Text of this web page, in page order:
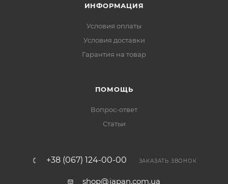
ИНФОРМАЦИЯ
Условия оплаты
Условия доставки
Гарантия на товар
ПОМОЩЬ
Вопрос-ответ
Статьи
+38 (067) 124-00-00 ЗАКАЗАТЬ ЗВОНОК
shop@japan.com.ua